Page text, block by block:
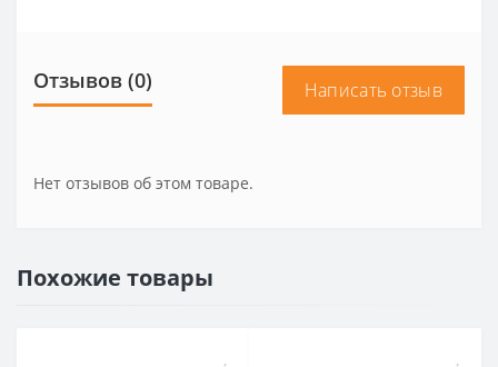
Отзывов (0) Написать отзыв
Нет отзывов об этом товаре.
Похожие товары